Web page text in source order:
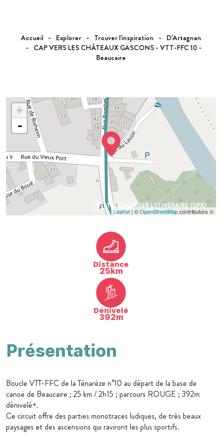
Accueil Explorer Trouver l'inspiration
D'Artagnan
CAP VERS LES CHÂTEAUX GASCONS - VTT-FFC 10 -
Beaucaire
+
-
Leaflet | ©OpenStreetMapcontributors ©
TÉLÉCHARGER L'ITINÉRAIRE (GPX)
Distance
25km
Dénivelé
392m
Présentation
Boucle VTT-FFC de la Ténarèze n°10 au départ de la base de
canoë de Beaucaire ; 25 km / 2h15 ; parcours ROUGE ; 392m
dénivelé+.
Ce circuit offre des parties monotraces ludiques, de très beaux
paysages et des ascensions qui raviront les plus sportifs.